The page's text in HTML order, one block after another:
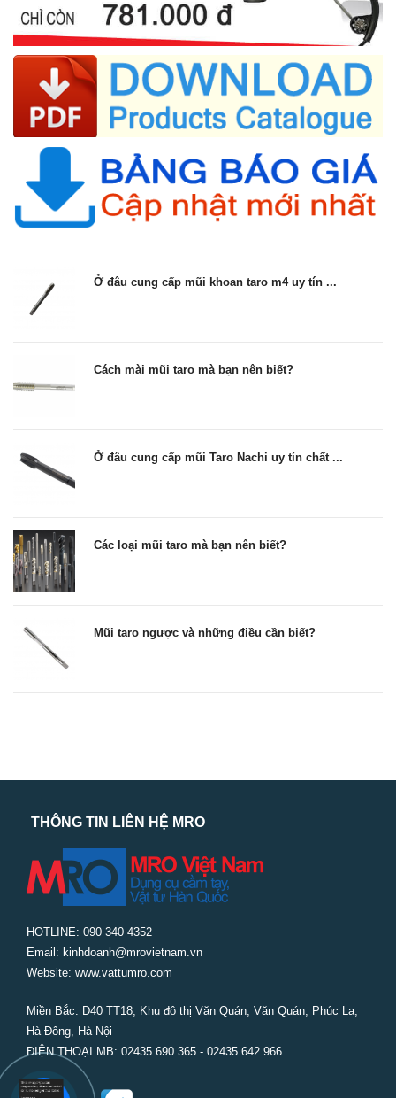
Ở đâu cung cấp mũi khoan taro m4 uy tín ...
Cách mài mũi taro mà bạn nên biết?
Ở đâu cung cấp mũi Taro Nachi uy tín chất ...
Các loại mũi taro mà bạn nên biết?
Mũi taro ngược và những điều cần biết?
THÔNG TIN LIÊN HỆ MRO
HOTLINE: 090 340 4352
Email: kinhdoanh@mrovietnam.vn
Website: www.vattumro.com
Miền Bắc: D40 TT18, Khu đô thị Văn Quán, Văn Quán, Phúc La,
Hà Đông, Hà Nội
ĐIỆN THOẠI MB: 02435 690 365 - 02435 642 966